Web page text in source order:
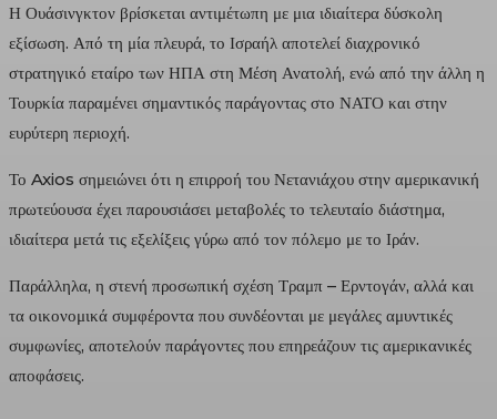
Η Ουάσινγκτον βρίσκεται αντιμέτωπη με μια ιδιαίτερα δύσκολη
εξίσωση. Από τη μία πλευρά, το Ισραήλ αποτελεί διαχρονικό
στρατηγικό εταίρο των ΗΠΑ στη Μέση Ανατολή, ενώ από την άλλη η
Τουρκία παραμένει σημαντικός παράγοντας στο ΝΑΤΟ και στην
ευρύτερη περιοχή.
Το Axios σημειώνει ότι η επιρροή του Νετανιάχου στην αμερικανική
πρωτεύουσα έχει παρουσιάσει μεταβολές το τελευταίο διάστημα,
ιδιαίτερα μετά τις εξελίξεις γύρω από τον πόλεμο με το Ιράν.
Παράλληλα, η στενή προσωπική σχέση Τραμπ – Ερντογάν, αλλά και
τα οικονομικά συμφέροντα που συνδέονται με μεγάλες αμυντικές
συμφωνίες, αποτελούν παράγοντες που επηρεάζουν τις αμερικανικές
αποφάσεις.